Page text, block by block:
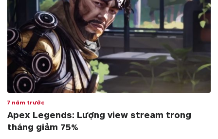
7 năm trước
Apex Legends: Lượng view stream trong
tháng giảm 75%